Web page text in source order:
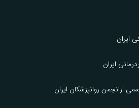
ایران
ایران
ازانجمن روانپزشکان ایران